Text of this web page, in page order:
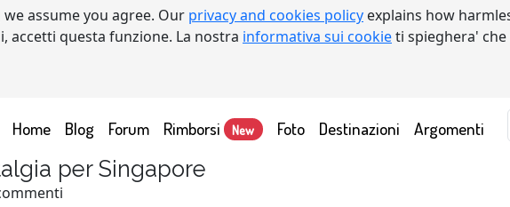
assume you agree. Our privacy and cookies policy explains how
accetti questa funzione. La nostra informativa sui cookieti spieghera'
Home(current)
Blog Forum Rimborsi New Foto Destinazioni Argomenti
per Singapore